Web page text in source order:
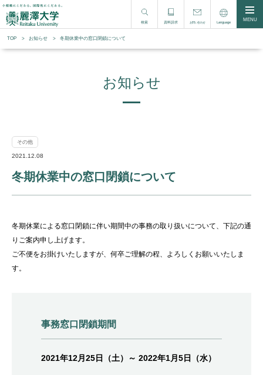
検索 資料請求 お問い合わせ Language MENU
TOP お知らせ 冬期休業中の窓口閉鎖について
お知らせ
その他
2021.12.08
冬期休業中の窓口閉鎖について
冬期休業による窓口閉鎖に伴い期間中の事務の取り扱いについて、 下記の通
りご案内申し上げます。
ご不便をお掛けいたしますが、何卒ご理解の程、よろしくお願いいたしま
す。
事務窓口閉鎖期間
2021年12月25日（土）～ 2022年1月5日（水）